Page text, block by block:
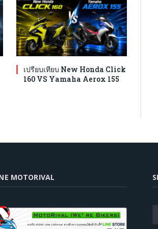
เปรียบเทียบ New Honda Click
160 VS Yamaha Aerox 155
MOTORIVAL